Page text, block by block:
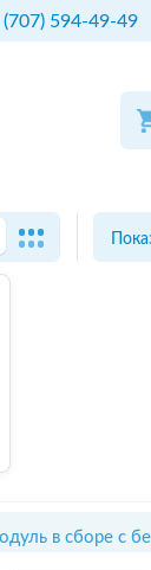
(707) 594-49-49
в сборе с